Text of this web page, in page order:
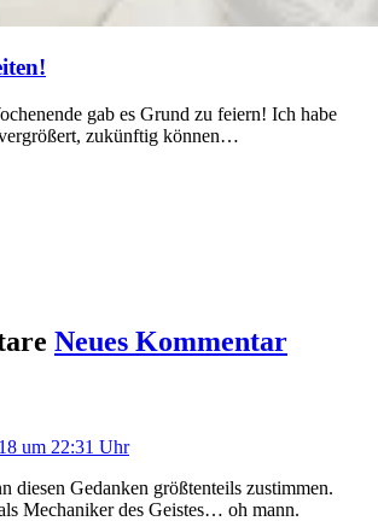
gab es Grund zu feiern! Ich habe
zukünftig können…
Neues Kommentar
um 22:31 Uhr
diesen Gedanken größtenteils zustimmen.
Mechaniker des Geistes… oh mann.